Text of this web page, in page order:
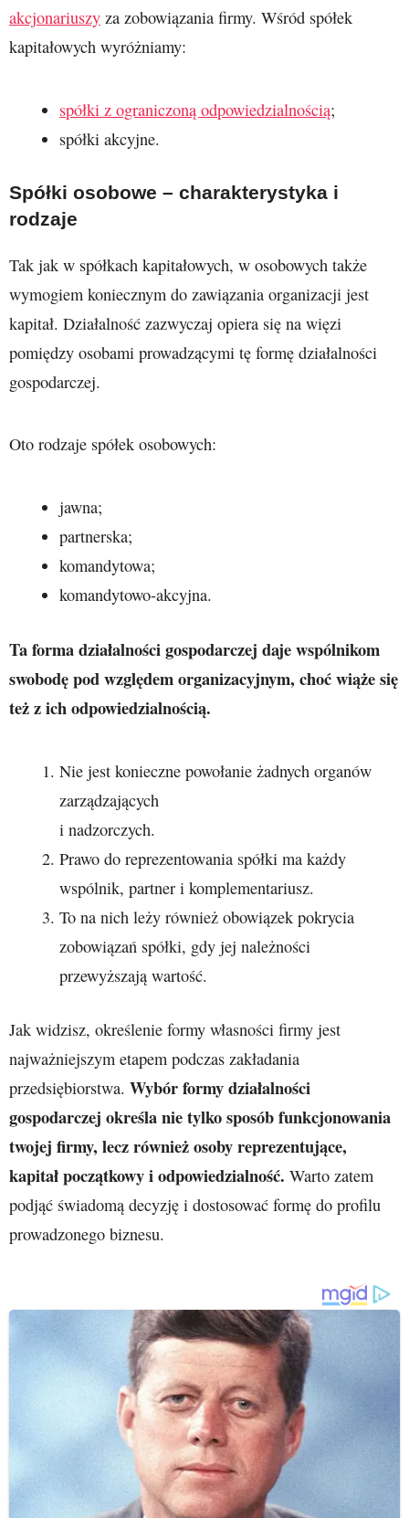
akcjonariuszy za zobowiązania firmy. Wśród spółek
kapitałowych wyróżniamy:
spółki z ograniczoną odpowiedzialnością;
spółki akcyjne.
Spółki osobowe – charakterystyka i
rodzaje
Tak jak w spółkach kapitałowych, w osobowych także
wymogiem koniecznym do zawiązania organizacji jest
kapitał. Działalność zazwyczaj opiera się na więzi
pomiędzy osobami prowadzącymi tę formę działalności
gospodarczej.
Oto rodzaje spółek osobowych:
jawna;
partnerska;
komandytowa;
komandytowo-akcyjna.
Ta forma działalności gospodarczej daje wspólnikom
swobodę pod względem organizacyjnym, choć wiąże się
też z ich odpowiedzialnością.
Nie jest konieczne powołanie żadnych organów
zarządzających
i nadzorczych.
Prawo do reprezentowania spółki ma każdy
wspólnik, partner i komplementariusz.
To na nich leży również obowiązek pokrycia
zobowiązań spółki, gdy jej należności
przewyższają wartość.
Jak widzisz, określenie formy własności firmy jest
najważniejszym etapem podczas zakładania
przedsiębiorstwa. Wybór formy działalności
gospodarczej określa nie tylko sposób funkcjonowania
twojej firmy, lecz również osoby reprezentujące,
kapitał początkowy i odpowiedzialność. Warto zatem
podjąć świadomą decyzję i dostosować formę do profilu
prowadzonego biznesu.